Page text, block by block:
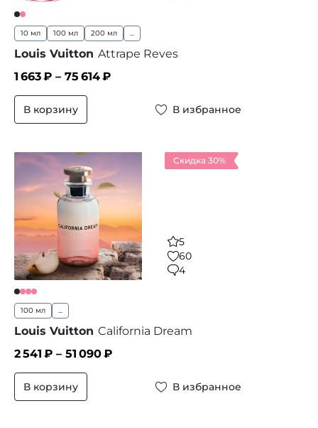
10 мл 100 мл 200 мл
Louis Vuitton Attrape Reves
1 663₽ – 75 614₽
В корзину В избранное
Скидка 30%
5
60
4
100 мл
Louis Vuitton California Dream
2 541 ₽ – 51 090₽
В корзину В избранное